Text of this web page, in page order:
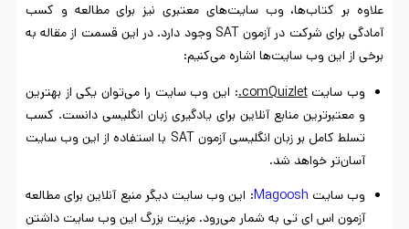
علاوه بر کتاب‌ها، وب سایت‌های معتبری نیز برای مطالعه و کسب
آمادگی برای شرکت در آزمون SAT وجود دارد. در این قسمت از مقاله به
برخی از این وب سایت‌ها اشاره می‌کنیم:
وب سایت
comQuizlet
.: این وب سایت را می‌توان یکی از بهترین
و معتبرترین منابع آنلاین برای یادگیری زبان انگلیسی دانست. کسب
تسلط کامل بر زبان انگلیسی آزمون SAT با استفاده از این وب سایت
آسان‌تر خواهد شد.
وب سایت Magoosh: این وب سایت دیگر منبع آنلاین برای مطالعه
آزمون اس ای تی به شمار می‌رود. مزیت بزرگ این وب سایت داشتن